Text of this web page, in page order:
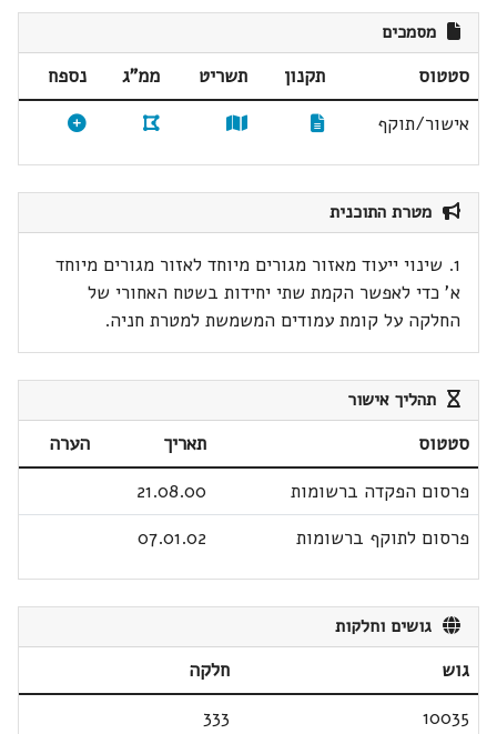
מסמכים
סטטוס תקנון תשריט ממ"ג
נספח
אישור/תוקף
מטרת התוכנית
1. שינוי ייעוד מאזור מגורים מיוחד לאזור מגורים מיוחד
א' כדי לאפשר הקמת שתי יחידות בשטח האחורי של
החלקה על קומת עמודים המשמשת למטרת חניה.
תהליך אישור
סטטוס תאריך
הערה
פרסום הפקדה ברשומות
21.08.00
פרסום לתוקף ברשומות
07.01.02
גושים וחלקות
גוש
חלקה
10035
333